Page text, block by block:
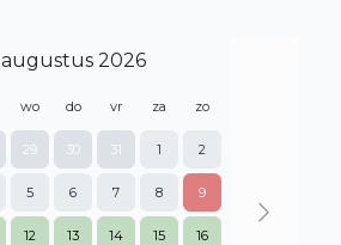
augustus 2026
wo do vr za zo
29 30 31 1 2
5 6 7 8 9
12 13 14 15 16
Next